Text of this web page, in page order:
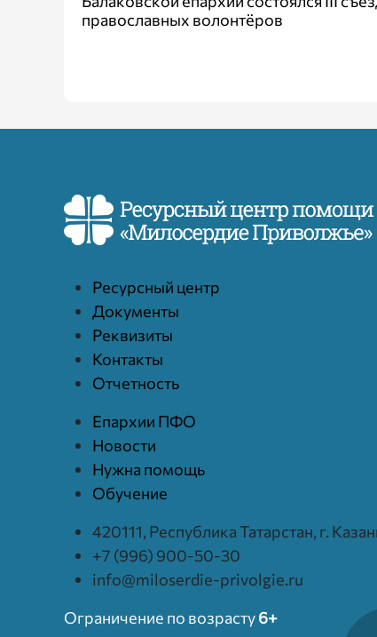
православных волонтёров
Ресурcный центр
Документы
Реквизиты
Контакты
Отчетность
Епархии ПФО
Новости
Нужна помощь
Обучение
420111, Республика Татарстан, г.
+7 (996) 900-50-30
info@miloserdie-privolgie.ru
Ограничение по возрасту6+